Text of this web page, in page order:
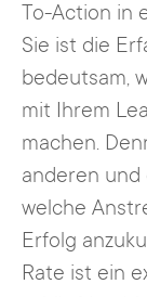
To-Action in
Sie ist die
bedeutsam,
mit Ihrem
machen.
anderen und
welche
Erfolg
Rate ist ein